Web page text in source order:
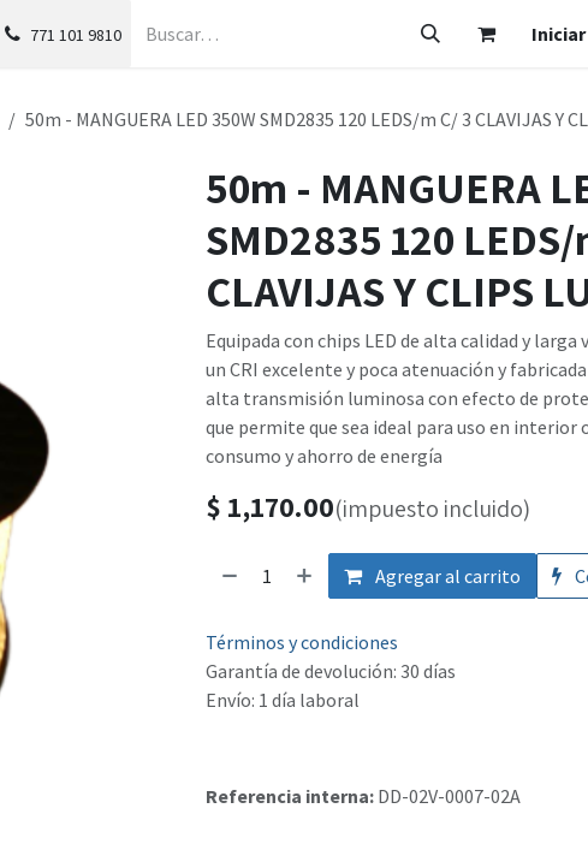
771 101 9810
50m - MANGUERA LED 350W SMD2835 120 LEDS/m C/ 3 CLAVIJAS Y
50m - MANGUERA
SMD2835 120
CLAVIJAS Y CLIPS
Equipada con chips LED de alta calidad y
un CRI excelente y poca atenuación y
alta transmisión luminosa con efecto de
que permite que sea ideal para uso en interior
consumo y ahorro de energía
$ 1,170.00(impuesto incluido)
Agregar al carrito
Términos y condiciones
Garantía de devolución: 30 días
Envío: 1 día laboral
Referencia interna: DD-02V-0007-02A